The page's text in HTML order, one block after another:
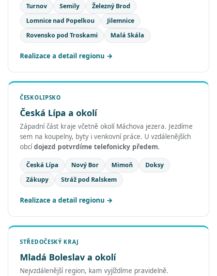
Turnov Semily
Železný Brod
Lomnice nad Popelkou
Jilemnice
Rovensko pod Troskami
Malá Skála
Realizace a detail regionu
ČESKOLIPSKO
Česká Lípa a okolí
Západní část kraje včetně okolí Máchova jezera. Jezdíme
sem na koupelny, byty i venkovní práce. U vzdálenějších
obcídojezd potvrdíme telefonicky předem.
Česká Lípa Nový Bor Mimoň
Doksy
Zákupy
Stráž pod Ralskem
Realizace a detail regionu
STŘEDOČESKÝ KRAJ
Mladá Boleslav a okolí
Nejvzdálenější region, kam vyjíždíme pravidelně.